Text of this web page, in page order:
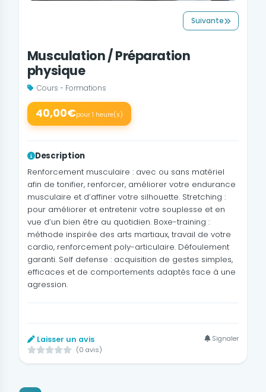
Suivante
Musculation / Préparation
physique
Cours - Formations
40,00€pour 1 heure(s)
Description
Renforcement musculaire : avec ou sans matériel
afin de tonifier, renforcer, améliorer votre endurance
musculaire et d’affiner votre silhouette. Stretching :
pour améliorer et entretenir votre souplesse et en
vue d’un bien être au quotidien. Boxe-training :
méthode inspirée des arts martiaux, travail de votre
cardio, renforcement poly-articulaire. Défoulement
garanti. Self defense : acquisition de gestes simples,
efficaces et de comportements adaptés face à une
agression.
Laisser un avis
(0 avis)
Signaler